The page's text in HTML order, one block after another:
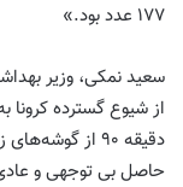
۱۷۷ عدد بود.»
از شیوع گسترده
دقیقه ۹۰ از
حاصل بی توجهی و عادی